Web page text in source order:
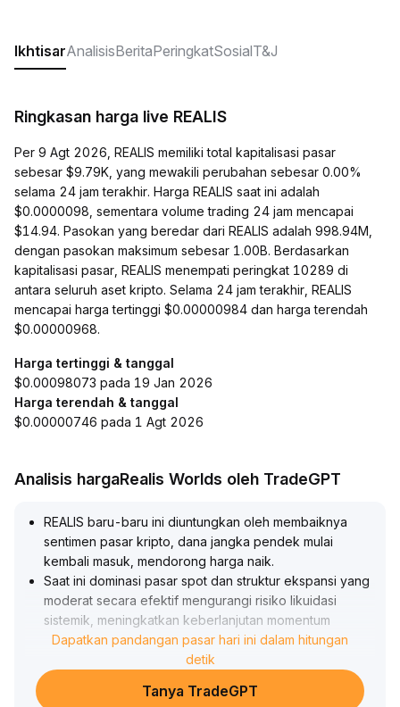
IkhtisarAnalisisBeritaPeringkatSosialT&J
Ringkasan harga live REALIS
Per 9 Agt 2026, REALIS memiliki total kapitalisasi pasar
sebesar $9.79K, yang mewakili perubahan sebesar 0.00%
selama 24 jam terakhir. Harga REALIS saat ini adalah
$0.0000098, sementara volume trading 24 jam mencapai
$14.94. Pasokan yang beredar dari REALIS adalah 998.94M,
dengan pasokan maksimum sebesar 1.00B. Berdasarkan
kapitalisasi pasar, REALIS menempati peringkat 10289 di
antara seluruh aset kripto. Selama 24 jam terakhir, REALIS
mencapai harga tertinggi $0.00000984 dan harga terendah
$0.00000968.
Harga tertinggi & tanggal
$0.00098073 pada 19 Jan 2026
Harga terendah & tanggal
$0.00000746 pada 1 Agt 2026
Analisis hargaRealis Worlds oleh TradeGPT
REALIS baru-baru ini diuntungkan oleh membaiknya
sentimen pasar kripto, dana jangka pendek mulai
kembali masuk, mendorong harga naik.
Saat ini dominasi pasar spot dan struktur ekspansi yang
moderat secara efektif mengurangi risiko likuidasi
sistemik, meningkatkan keberlanjutan momentum
kenaikan dalam jangka pendek.
Disarankan untuk fokus pada sinyal candle hijau di level
tinggi yang didukung oleh peningkatan volume; jika
REALIS dapat bertahan di level support teknis jangka
Dapatkan pandangan pasar hari ini dalam hitungan
detik
Tanya TradeGPT